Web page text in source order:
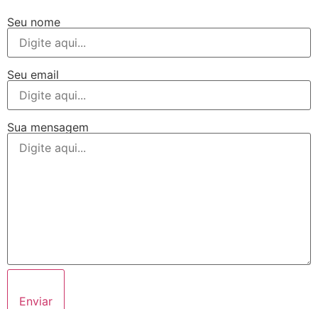
Seu nome
Seu email
Sua mensagem
Enviar